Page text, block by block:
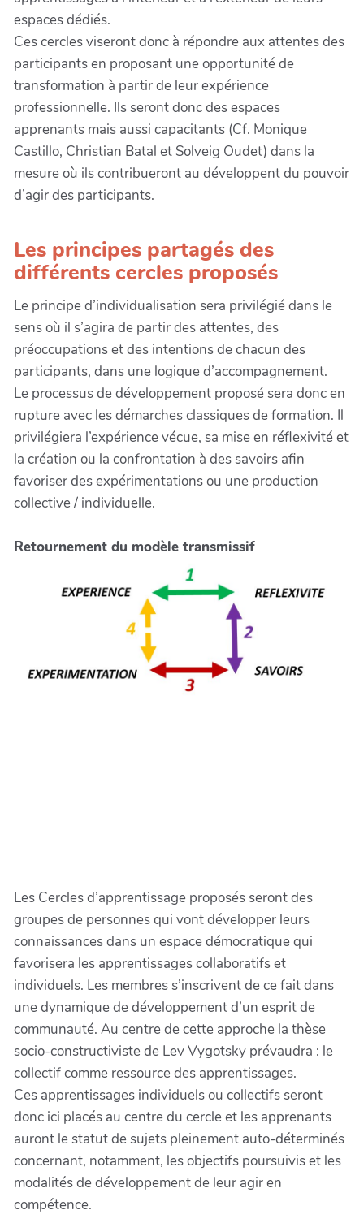
espaces dédiés.
Ces cercles viseront donc à répondre aux attentes des
participants en proposant une opportunité de
transformation à partir de leur expérience
professionnelle. Ils seront donc des espaces
apprenants mais aussi capacitants (Cf. Monique
Castillo, Christian Batal et Solveig Oudet) dans la
mesure où ils contribueront au développent du pouvoir
d’agir des participants.
Les principes partagés des
différents cercles proposés
Le principe d’individualisation sera privilégié dans le
sens où il s’agira de partir des attentes, des
préoccupations et des intentions de chacun des
participants, dans une logique d’accompagnement.
Le processus de développement proposé sera donc en
rupture avec les démarches classiques de formation. Il
privilégiera l’expérience vécue, sa mise en réflexivité et
la création ou la confrontation à des savoirs afin
favoriser des expérimentations ou une production
collective / individuelle.
Retournement du modèle transmissif
Les Cercles d’apprentissage proposés seront des
groupes de personnes qui vont développer leurs
connaissances dans un espace démocratique qui
favorisera les apprentissages collaboratifs et
individuels. Les membres s’inscrivent de ce fait dans
une dynamique de développement d’un esprit de
communauté. Au centre de cette approche la thèse
socio-constructiviste de Lev Vygotsky prévaudra : le
collectif comme ressource des apprentissages.
Ces apprentissages individuels ou collectifs seront
donc ici placés au centre du cercle et les apprenants
auront le statut de sujets pleinement auto-déterminés
concernant, notamment, les objectifs poursuivis et les
modalités de développement de leur agir en
compétence.